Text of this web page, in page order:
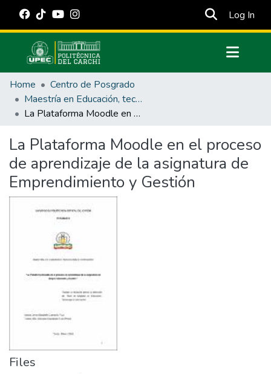
Log In
Communities & Collections
All of DSpace
Statistics
Estadísticas Externas
Manuales
Home
Centro de Posgrado
Maestría en Educación, tecnología e innovación.
La Plataforma Moodle en el proceso de aprendizaje de la asignatura de Emprendimiento y Gestión
La Plataforma Moodle en el proceso
de aprendizaje de la asignatura de
Emprendimiento y Gestión
Files